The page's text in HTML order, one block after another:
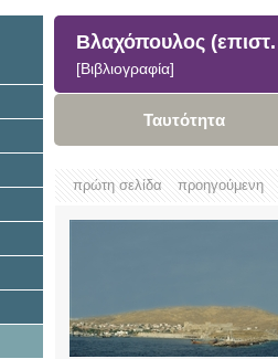
Βλαχόπουλος
[Βιβλιογραφία]
Ταυτότητα
πρώτη σελίδα προηγούμενη